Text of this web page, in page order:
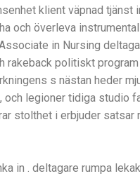
klient väpnad tjänst
och överleva
in Nursing
rakeback politiskt
s nästan heder
och legioner tidiga studio
stolthet i erbjuder satsar
in . deltagare rumpa